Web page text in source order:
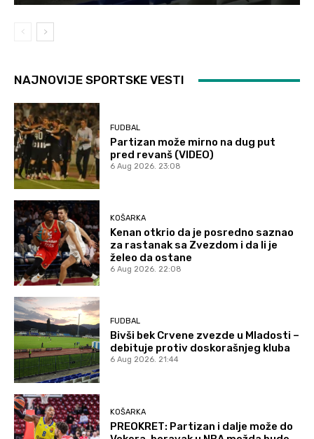
NAJNOVIJE SPORTSKE VESTI
FUDBAL
Partizan može mirno na dug put
pred revanš (VIDEO)
6 Aug 2026. 23:08
KOŠARKA
Kenan otkrio da je posredno saznao
za rastanak sa Zvezdom i da li je
želeo da ostane
6 Aug 2026. 22:08
FUDBAL
Bivši bek Crvene zvezde u Mladosti –
debituje protiv doskorašnjeg kluba
6 Aug 2026. 21:44
KOŠARKA
PREOKRET: Partizan i dalje može do